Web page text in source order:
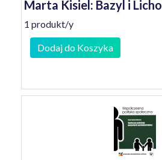
Marta Kisiel: Bazyl i Licho
1 produkt/y
Dodaj do Koszyka